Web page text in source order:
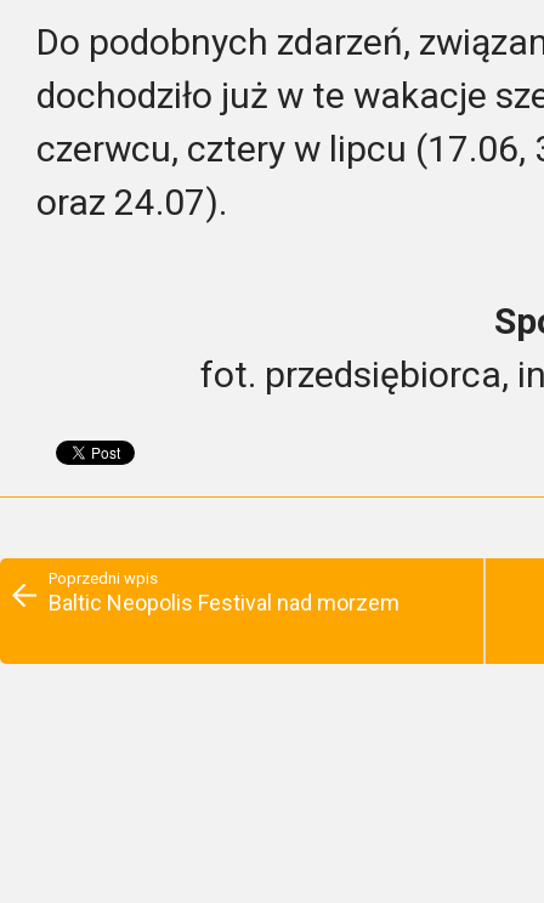
Do podobnych zdarzeń,
dochodziło już w te wakacje
czerwcu, cztery w lipcu (17.06,
oraz 24.07).
fot. przedsiębiorca,
Poprzedni wpis
Baltic Neopolis Festival nad morzem